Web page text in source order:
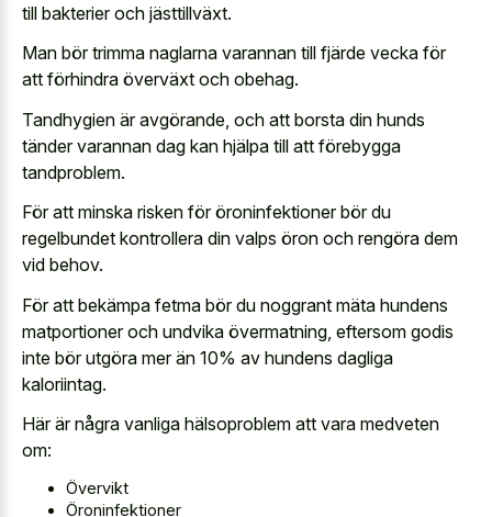
till bakterier och jästtillväxt.
Man bör trimma naglarna varannan till fjärde vecka för
att förhindra överväxt och obehag.
Tandhygien är avgörande, och att borsta din hunds
tänder varannan dag kan hjälpa till att förebygga
tandproblem.
För att minska risken för öroninfektioner bör du
regelbundet kontrollera din valps öron och rengöra dem
vid behov.
För att bekämpa fetma bör du noggrant mäta hundens
matportioner och undvika övermatning, eftersom godis
inte bör utgöra mer än 10% av hundens dagliga
kaloriintag.
Här är några vanliga hälsoproblem att vara medveten
om:
Övervikt
Öroninfektioner